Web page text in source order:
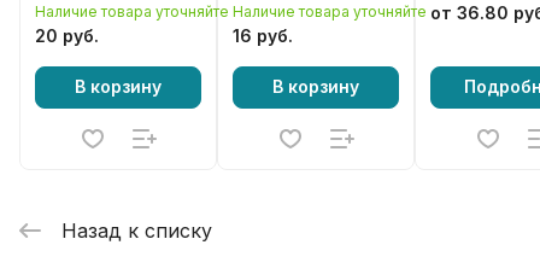
Наличие товара уточняйте
20 руб.
В корзину
Наличие товара уточняйте
16 руб.
В корзину
от 36.80
Назад к списку